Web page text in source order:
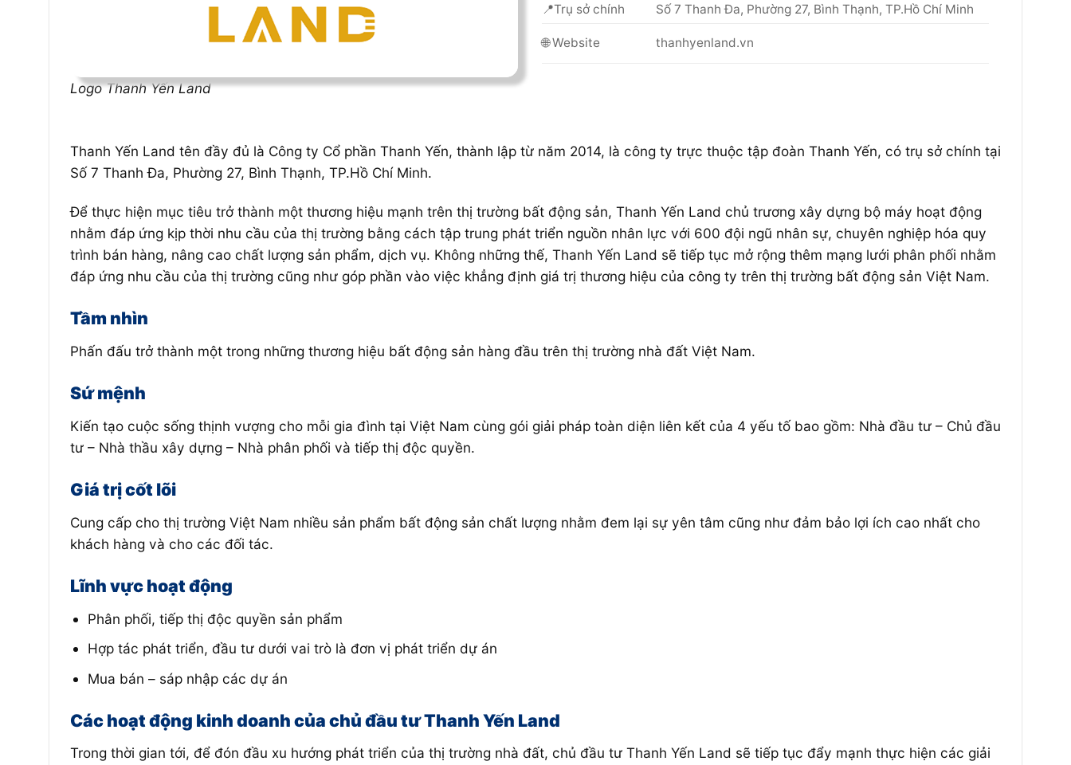
Logo Thanh Yến Land
📍Trụ sở chính
Số 7 Thanh Đa, Phường 27, Bình Thạnh, TP.Hồ Chí Minh
🌐Website thanhyenland.vn
Thanh Yến Land tên đầy đủ là Công ty Cổ phần Thanh Yến, thành lập từ năm 2014, là công ty trực thuộc tập đoàn Thanh Yến, có trụ sở chính tại
Số 7 Thanh Đa, Phường 27, Bình Thạnh, TP.Hồ Chí Minh.
Để thực hiện mục tiêu trở thành một thương hiệu mạnh trên thị trường bất động sản, Thanh Yến Land chủ trương xây dựng bộ máy hoạt động
nhằm đáp ứng kịp thời nhu cầu của thị trường bằng cách tập trung phát triển nguồn nhân lực với 600 đội ngũ nhân sự, chuyên nghiệp hóa quy
trình bán hàng, nâng cao chất lượng sản phẩm, dịch vụ. Không những thế, Thanh Yến Land sẽ tiếp tục mở rộng thêm mạng lưới phân phối nhằm
đáp ứng nhu cầu của thị trường cũng như góp phần vào việc khẳng định giá trị thương hiệu của công ty trên thị trường bất động sản Việt Nam.
Tầm nhìn
Phấn đấu trở thành một trong những thương hiệu bất động sản hàng đầu trên thị trường nhà đất Việt Nam.
Sứ mệnh
Kiến tạo cuộc sống thịnh vượng cho mỗi gia đình tại Việt Nam cùng gói giải pháp toàn diện liên kết của 4 yếu tố bao gồm: Nhà đầu tư – Chủ đầu
tư – Nhà thầu xây dựng – Nhà phân phối và tiếp thị độc quyền.
Giá trị cốt lõi
Cung cấp cho thị trường Việt Nam nhiều sản phẩm bất động sản chất lượng nhằm đem lại sự yên tâm cũng như đảm bảo lợi ích cao nhất cho
khách hàng và cho các đối tác.
Lĩnh vực hoạt động
Phân phối, tiếp thị độc quyền sản phẩm
Hợp tác phát triển, đầu tư dưới vai trò là đơn vị phát triển dự án
Mua bán – sáp nhập các dự án
Các hoạt động kinh doanh của chủ đầu tư Thanh Yến Land
Trong thời gian tới, để đón đầu xu hướng phát triển của thị trường nhà đất, chủ đầu tư Thanh Yến Land sẽ tiếp tục đẩy mạnh thực hiện các giải